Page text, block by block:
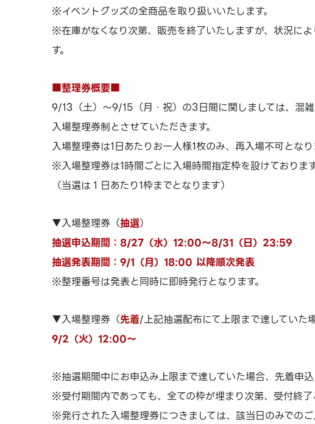
※イベントグッズの全商品を取り扱いいたします。
※在庫がなくなり次第、販売を終了いたしますが、状況に
す。
■整理券概要■
9/13（土）～9/15（月・祝）の3日間に関しましては、混
入場整理券制とさせていただきます。
入場整理券は1日あたりお一人様1枚のみ、再入場不可とな
※入場整理券は1時間ごとに入場時間指定枠を設けておりま
（当選は１日あたり1枠までとなります）
▼入場整理券（抽選）
抽選申込期間：8/27（水）12:00～8/31（日）23:59
抽選発表期間：9/1（月）18:00 以降順次発表
※整理番号は発表と同時に即時発行となります。
▼入場整理券（先着/上記抽選配布にて上限まで達していた
9/2（火）12:00～
※抽選期間中にお申込み上限まで達していた場合、先着申込
※受付期間内であっても、全ての枠が埋まり次第、受付終了
※発行された入場整理券につきましては、該当日のみでのご